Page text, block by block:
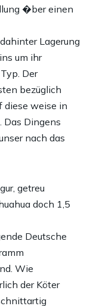
�ber einen
Lagerung
um ihr
Der
bezüglich
diese weise in
Das Dingens
nach das
getreu
doch 1,5
Deutsche
Wie
der Köter